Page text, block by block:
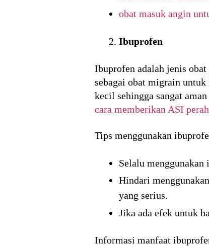
obat masuk angin
Ibuprofen
Ibuprofen adalah jenis
sebagai obat migrain
kecil sehingga sangat
cara memberikan ASI perah
Tips menggunakan
Selalu
Hindari
yang serius.
Jika ada efek untuk
Informasi manfaat